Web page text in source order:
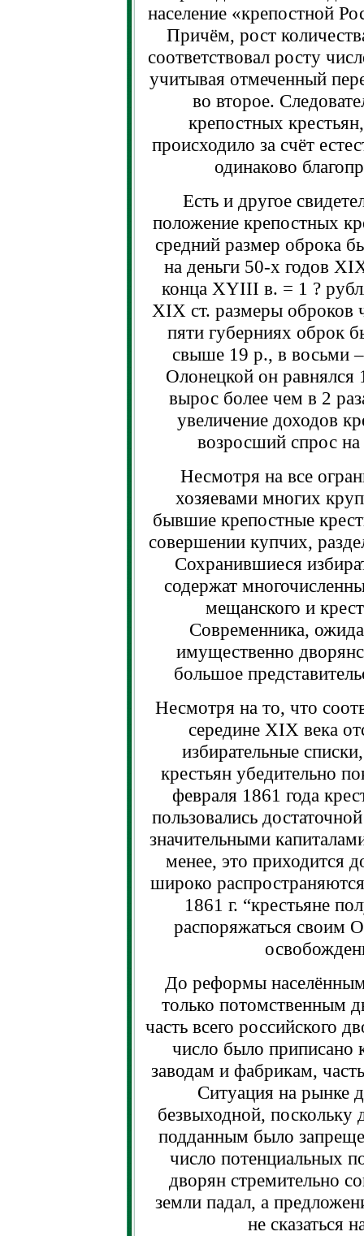
население «крепостной
Причём, рост
соответствовал росту
учитывая отмеченный
во второе.
крепостных
происходило за счёт
одинаково
Есть и другое
положение крепостных
средний размер оброка
на деньги 50-х годов
конца XYIII в. = 1 ?
XIX ст. размеры оброков
пяти губерниях оброк
свыше 19 р., в восьми
Олонецкой он равнялся
вырос более чем в 2
увеличение доходов
возросший спрос
Несмотря на все
хозяевами многих
бывшие крепостные
совершении купчих,
Сохранившиеся
содержат
мещанского и
Современника,
имущественно
большое
Несмотря на то, что
середине XIX века
избирательные
крестьян убедительно
февраля 1861 года
пользовались
значительными
менее, это приходится
широко
1861 г. “крестьяне
распоряжаться
До реформы
только потомственным
часть всего российского
число было приписано
заводам и фабрикам,
Ситуация на рынке
безвыходной,
подданным было
число потенциальных
дворян стремительно
земли падал, а
не сказаться